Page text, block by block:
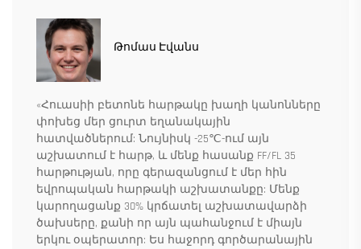
Թոմաս Էվանս
«Հուասիի բետոնե հարթակը խաղի կանոնները
փոխեց մեր ցուրտ եղանակային
հատվածներում: Նույնիսկ -25℃-ում այն
աշխատում է հարթ, և մենք հասանք FF/FL 35
հարթության, որը գերազանցում է մեր հին
եվրոպական հարթակի աշխատանքը: Մենք
կարողացանք 30% կրճատել աշխատավարձի
ծախսերը, քանի որ այն պահանջում է միայն
երկու օպերատոր: Ես հաջորդ գործարանային